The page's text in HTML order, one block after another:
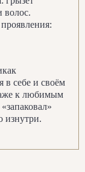
волос.
в себе и своём
к любимым
изнутри.